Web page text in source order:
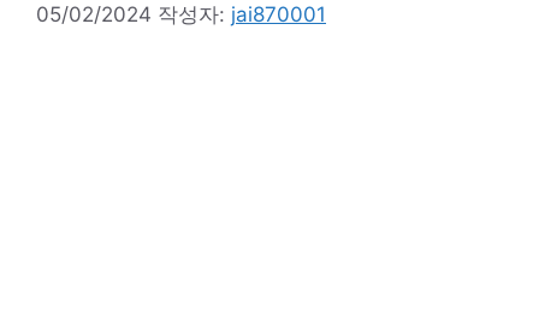
05/02/2024 작성자: jai870001